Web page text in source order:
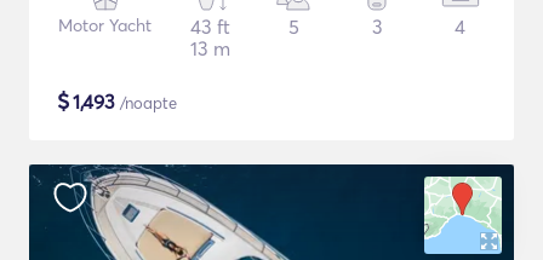
Motor Yacht
43 ft
13 m
5 3 4
$1,493 /noapte